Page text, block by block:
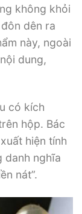
không khỏi
dên ra
này, ngoài
dung,
có kích
hộp. Bác
hiện tính
danh nghĩa
nát”.